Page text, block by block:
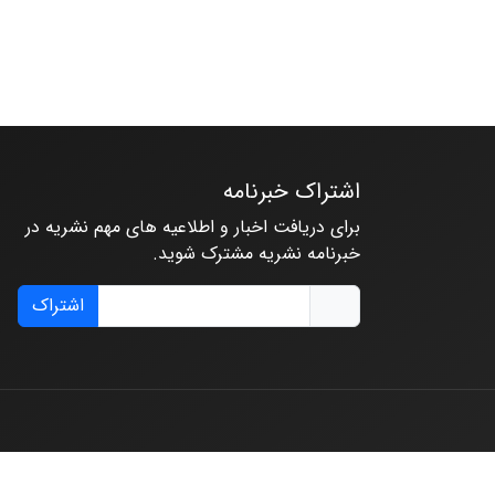
اشتراک خبرنامه
برای دریافت اخبار و اطلاعیه های مهم نشریه در
خبرنامه نشریه مشترک شوید.
اشتراک